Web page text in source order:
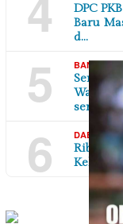
DPC
Baru
d…
5 BANTEN,
Warga
serta…
6 DAERAH,
Ribuan